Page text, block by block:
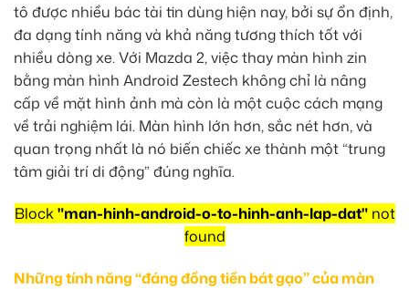
tô được nhiều bác tài tin dùng hiện nay, bởi sự ổn định,
đa dạng tính năng và khả năng tương thích tốt với
nhiều dòng xe. Với Mazda 2, việc thay màn hình zin
bằng màn hình Android Zestech không chỉ là nâng
cấp về mặt hình ảnh mà còn là một cuộc cách mạng
về trải nghiệm lái. Màn hình lớn hơn, sắc nét hơn, và
quan trọng nhất là nó biến chiếc xe thành một “trung
tâm giải trí di động” đúng nghĩa.
Block"man-hinh-android-o-to-hinh-anh-lap-dat"not
found
Những tính năng “đáng đồng tiền bát gạo” của màn